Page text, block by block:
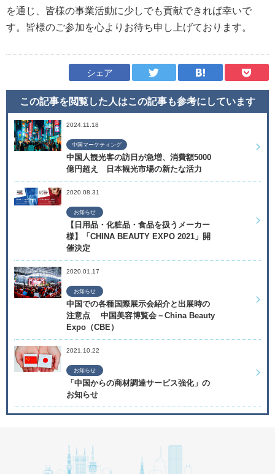
を通じ、皆様の事業活動に少しでも貢献できれば幸いで
す。皆様のご参加を心よりお待ち申し上げております。
シェア
この記事を閲覧した人はこの記事も参考にしています
2024.11.18
中国マーケティング
中国人観光客の訪日が急増、消費額5000
億円超え 日本観光市場の新たな活力
2020.08.31
お知らせ
【日用品・化粧品・食品を扱うメーカー
様】「CHINA BEAUTY EXPO 2021」開
催決定
2020.01.17
お知らせ
中国での各種国際展示会紹介と出展時の
注意点 中国美容博覧会－China Beauty
Expo（CBE）
2021.10.22
お知らせ
「中国からの商材調達サービス強化」の
お知らせ